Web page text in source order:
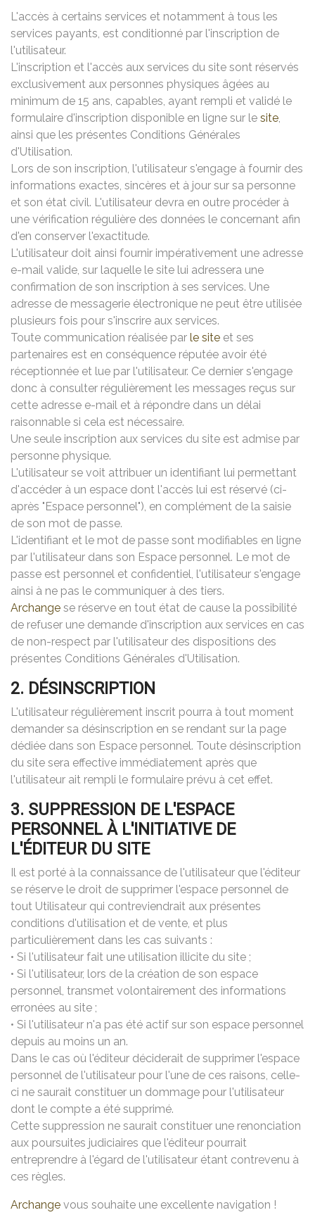
L'accès à certains services et notamment à tous les
services payants, est conditionné par l'inscription de
l'utilisateur.
L'inscription et l'accès aux services du site sont réservés
exclusivement aux personnes physiques âgées au
minimum de 15 ans, capables, ayant rempli et validé le
formulaire d'inscription disponible en ligne sur le site,
ainsi que les présentes Conditions Générales
d'Utilisation.
Lors de son inscription, l'utilisateur s'engage à fournir des
informations exactes, sincères et à jour sur sa personne
et son état civil. L'utilisateur devra en outre procéder à
une vérification régulière des données le concernant afin
d'en conserver l'exactitude.
L'utilisateur doit ainsi fournir impérativement une adresse
e-mail valide, sur laquelle le site lui adressera une
confirmation de son inscription à ses services. Une
adresse de messagerie électronique ne peut être utilisée
plusieurs fois pour s'inscrire aux services.
Toute communication réalisée par le site et ses
partenaires est en conséquence réputée avoir été
réceptionnée et lue par l'utilisateur. Ce dernier s'engage
donc à consulter régulièrement les messages reçus sur
cette adresse e-mail et à répondre dans un délai
raisonnable si cela est nécessaire.
Une seule inscription aux services du site est admise par
personne physique.
L'utilisateur se voit attribuer un identifiant lui permettant
d'accéder à un espace dont l'accès lui est réservé (ci-
après "Espace personnel"), en complément de la saisie
de son mot de passe.
L'identifiant et le mot de passe sont modifiables en ligne
par l'utilisateur dans son Espace personnel. Le mot de
passe est personnel et confidentiel, l'utilisateur s'engage
ainsi à ne pas le communiquer à des tiers.
Archange se réserve en tout état de cause la possibilité
de refuser une demande d'inscription aux services en cas
de non-respect par l'utilisateur des dispositions des
présentes Conditions Générales d'Utilisation.
2. DÉSINSCRIPTION
L'utilisateur régulièrement inscrit pourra à tout moment
demander sa désinscription en se rendant sur la page
dédiée dans son Espace personnel. Toute désinscription
du site sera effective immédiatement après que
l'utilisateur ait rempli le formulaire prévu à cet effet.
3. SUPPRESSION DE L'ESPACE
PERSONNEL À L'INITIATIVE DE
L'ÉDITEUR DU SITE
Il est porté à la connaissance de l'utilisateur que l'éditeur
se réserve le droit de supprimer l'espace personnel de
tout Utilisateur qui contreviendrait aux présentes
conditions d'utilisation et de vente, et plus
particulièrement dans les cas suivants :
• Si l'utilisateur fait une utilisation illicite du site ;
• Si l'utilisateur, lors de la création de son espace
personnel, transmet volontairement des informations
erronées au site ;
• Si l'utilisateur n'a pas été actif sur son espace personnel
depuis au moins un an.
Dans le cas où l'éditeur déciderait de supprimer l'espace
personnel de l'utilisateur pour l'une de ces raisons, celle-
ci ne saurait constituer un dommage pour l'utilisateur
dont le compte a été supprimé.
Cette suppression ne saurait constituer une renonciation
aux poursuites judiciaires que l'éditeur pourrait
entreprendre à l'égard de l'utilisateur étant contrevenu à
ces règles.
Archange vous souhaite une excellente navigation !